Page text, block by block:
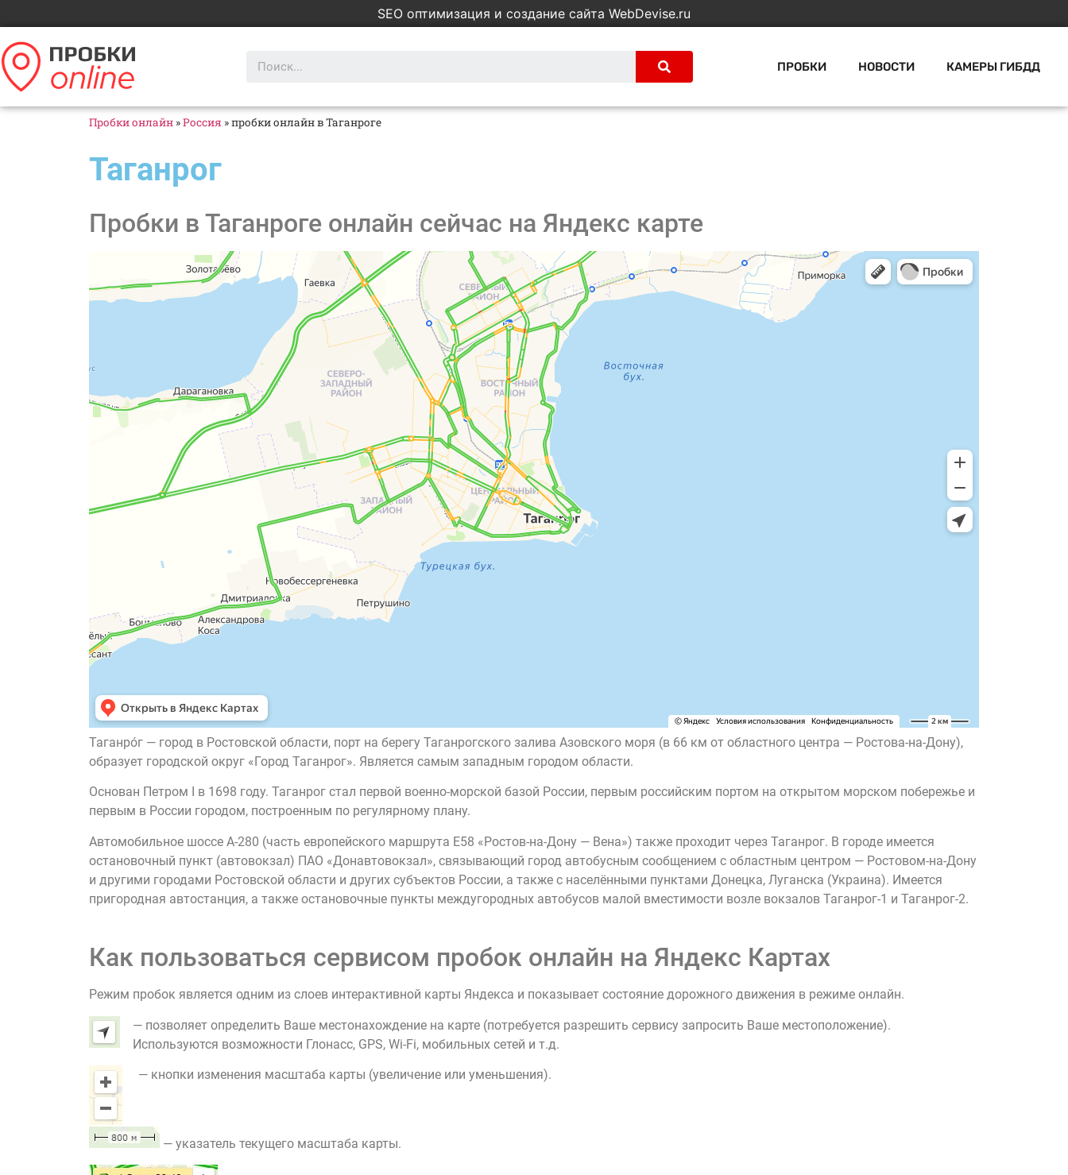
SEO оптимизация и создание сайта WebDevise.ru
ПРОБКИ НОВОСТИ КАМЕРЫ ГИБДД
Пробки онлайн »Россия »пробки онлайн в Таганроге
Таганрог
Пробки в Таганроге онлайн сейчас на Яндекс карте
Таганро́г — город в Ростовской области, порт на берегу Таганрогского залива Азовского моря (в 66 км от областного центра — Ростова-на-Дону),
образует городской округ «Город Таганрог». Является самым западным городом области.
Основан Петром I в 1698 году. Таганрог стал первой военно-морской базой России, первым российским портом на открытом морском побережье и
первым в России городом, построенным по регулярному плану.
Автомобильное шоссе А-280 (часть европейского маршрута Е58 «Ростов-на-Дону — Вена») также проходит через Таганрог. В городе имеется
остановочный пункт (автовокзал) ПАО «Донавтовокзал», связывающий город автобусным сообщением с областным центром — Ростовом-на-Дону
и другими городами Ростовской области и других субъектов России, а также с населёнными пунктами Донецка, Луганска (Украина). Имеется
пригородная автостанция, а также остановочные пункты междугородных автобусов малой вместимости возле вокзалов Таганрог-1 и Таганрог-2.
Как пользоваться сервисом пробок онлайн на Яндекс Картах
Режим пробок является одним из слоев интерактивной карты Яндекса и показывает состояние дорожного движения в режиме онлайн.
— позволяет определить Ваше местонахождение на карте (потребуется разрешить сервису запросить Ваше местоположение).
Используются возможности Глонасс, GPS, Wi-Fi, мобильных сетей и т.д.
— кнопки изменения масштаба карты (увеличение или уменьшения).
— указатель текущего масштаба карты.